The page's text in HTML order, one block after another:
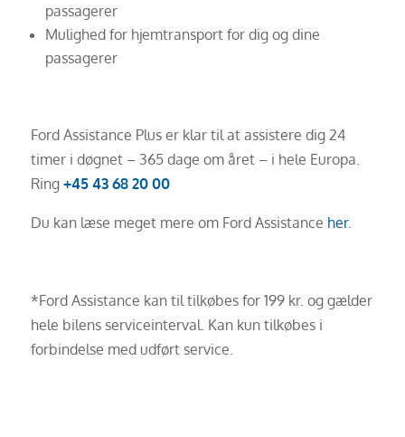
passagerer
Mulighed for hjemtransport for dig og dine
passagerer
Ford Assistance Plus er klar til at assistere dig 24
timer i døgnet – 365 dage om året – i hele Europa.
Ring +45 43 68 20 00
Du kan læse meget mere om Ford Assistance her.
*Ford Assistance kan til tilkøbes for 199 kr. og gælder
hele bilens serviceinterval. Kan kun tilkøbes i
forbindelse med udført service.